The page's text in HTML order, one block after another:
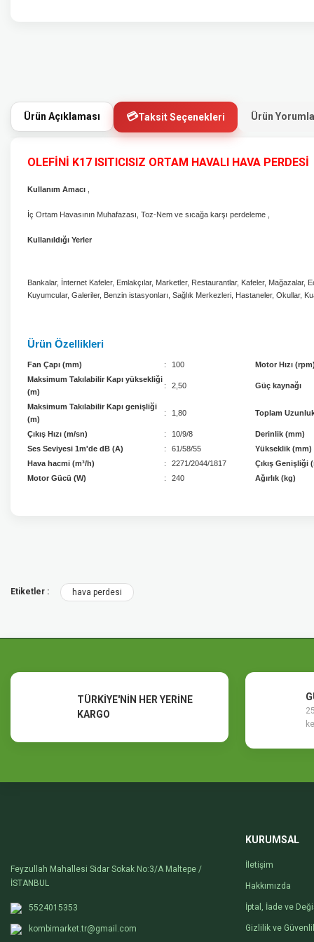
Ürün Açıklaması Taksit Seçenekleri Ürün
OLEFİNİ K17 ISITICISIZ ORTAM HAVALI HAVA PERDESİ
Kullanım Amacı
İç Ortam Havasının Muhafazası, Toz-Nem ve sıcağa karşı perdeleme ,
Kullanıldığı Yerler
Bankalar, İnternet Kafeler, Emlakçılar, Marketler, Restaurantlar, Kafeler, Mağazalar,
Kuyumcular, Galeriler, Benzin istasyonları, Sağlık Merkezleri, Hastaneler, Okullar,
Ürün Özellikleri
Fan Çapı (mm) : 100 Motor Hızı (rpm)
Maksimum Takılabilir Kapı yüksekliği
(m)
: 2,50 Güç kaynağı
Maksimum Takılabilir Kapı genişliği
(m)
: 1,80 Toplam
Çıkış Hızı (m/sn) : 10/9/8 Derinlik (mm)
Ses Seviyesi 1m'de dB (A)
: 61/58/55 Yükseklik (mm)
Hava hacmi (m³/h)
: 2271/2044/1817 Çıkış Genişliği
Motor Gücü (W)
: 240 Ağırlık (kg)
Ürün resmi kalitesiz, bozuk veya görüntülenemiyor.
Etiketler : hava perdesi
TÜRKİYE'NİN HER YERİNE
KARGO
Feyzullah Mahallesi Sidar Sokak No:3/A Maltepe /
İSTANBUL
5524015353
kombimarket.tr@gmail.com
KURUMSAL
İletişim
Hakkımızda
İptal, İade ve
Gizlilik ve